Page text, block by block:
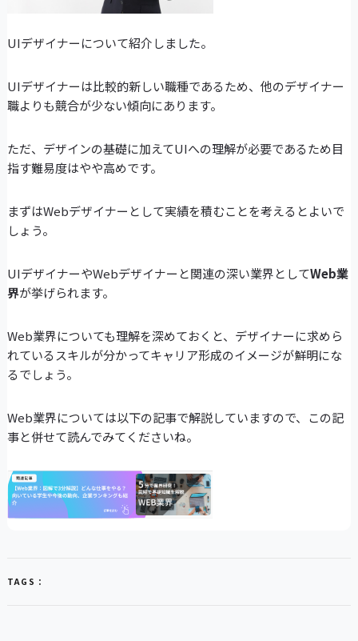
UIデザイナーについて紹介しました。
UIデザイナーは比較的新しい職種であるため、他のデザイナー
職よりも競合が少ない傾向にあります。
ただ、デザインの基礎に加えてUIへの理解が必要であるため目
指す難易度はやや高めです。
まずはWebデザイナーとして実績を積むことを考えるとよいで
しょう。
UIデザイナーやWebデザイナーと関連の深い業界としてWeb業
界が挙げられます。
Web業界についても理解を深めておくと、デザイナーに求めら
れているスキルが分かってキャリア形成のイメージが鮮明にな
るでしょう。
Web業界については以下の記事で解説していますので、この記
事と併せて読んでみてくださいね。
TAGS：